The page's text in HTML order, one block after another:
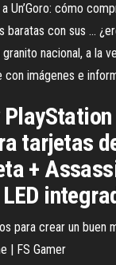
Un’Goro: cómo
con sus ...
nacional, a la
imágenes e
tarjetas
+
para crear un
| FS Gamer